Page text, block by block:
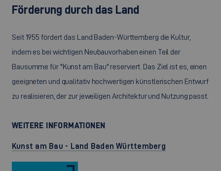
Förderung durch das Land
Seit 1955 fördert das Land Baden-Württemberg die Kultur,
indem es bei wichtigen Neubauvorhaben einen Teil der
Bausumme für "Kunst am Bau" reserviert. Das Ziel ist es, einen
geeigneten und qualitativ hochwertigen künstlerischen Entwurf
zu realisieren, der zur jeweiligen Architektur und Nutzung passt.
WEITERE INFORMATIONEN
Kunst am Bau - Land Baden Württemberg